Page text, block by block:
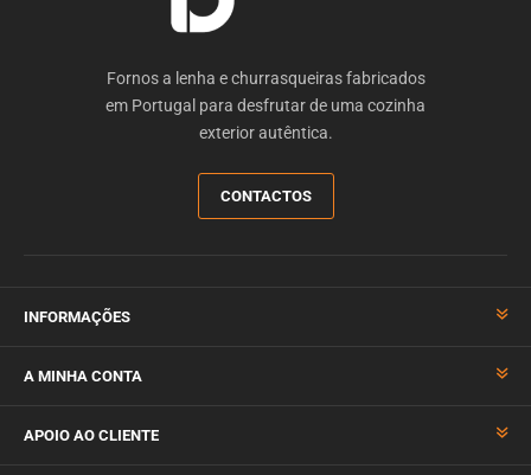
Fornos a lenha e churrasqueiras fabricados
em Portugal para desfrutar de uma cozinha
exterior autêntica.
CONTACTOS
INFORMAÇÕES
A MINHA CONTA
APOIO AO CLIENTE